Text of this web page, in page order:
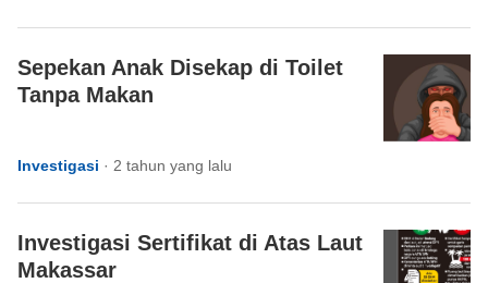
Sepekan Anak Disekap di Toilet
Tanpa Makan
Investigasi · 2 tahun yang lalu
Investigasi Sertifikat di Atas Laut
Makassar